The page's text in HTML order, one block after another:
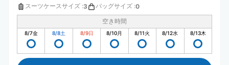
スーツケースサイズ :3 バッグサイズ :0
空き時間
8/7金 8/8土 8/9日 8/10月 8/11火 8/12水 8/13木